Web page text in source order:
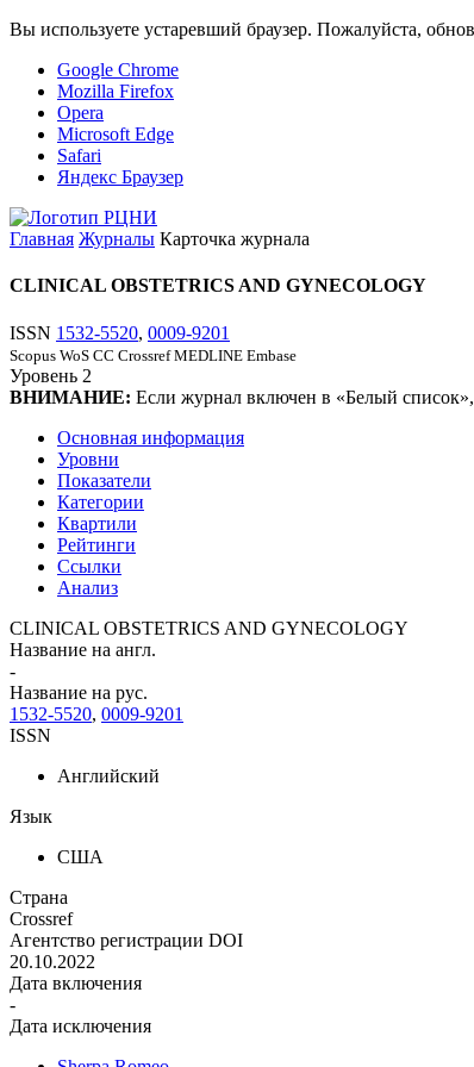
Вы используете устаревший браузер. Пожалуйста,
Google Chrome
Mozilla Firefox
Opera
Microsoft Edge
Safari
Яндекс Браузер
Главная Журналы Карточка журнала
CLINICAL OBSTETRICS AND GYNECOLOGY
ISSN 1532-5520, 0009-9201
Scopus WoS CC Crossref MEDLINE Embase
Уровень 2
ВНИМАНИЕ: Если журнал включен в «Белый
Основная информация
Уровни
Показатели
Категории
Квартили
Рейтинги
Ссылки
Анализ
CLINICAL OBSTETRICS AND GYNECOLOGY
Название на англ.
-
Название на рус.
1532-5520, 0009-9201
ISSN
Английский
Язык
США
Страна
Crossref
Агентство регистрации DOI
20.10.2022
Дата включения
-
Дата исключения